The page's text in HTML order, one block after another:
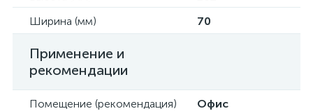
Ширина (мм)
70
Применение и
рекомендации
Помещение (рекомендация)
Офис